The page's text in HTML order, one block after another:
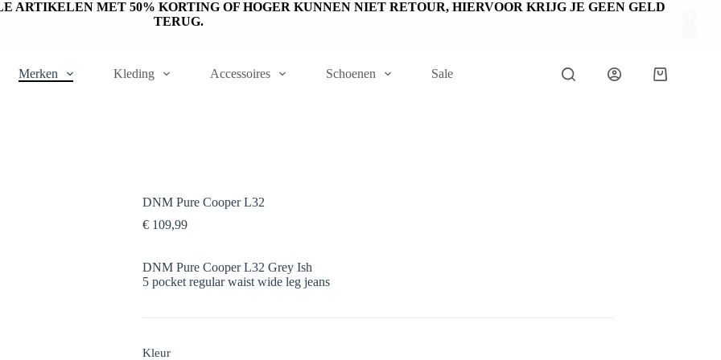
ARTIKELEN MET 50% KORTING OF HOGER KUNNEN NIET RETOUR, HIERVOOR KRIJG JE GEEN GELD
TERUG.
Merken Kleding Accessoires Schoenen Sale
DNM Pure Cooper L32
€109,99
DNM Pure Cooper L32 Grey Ish
5 pocket regular waist wide leg jeans
Kleur